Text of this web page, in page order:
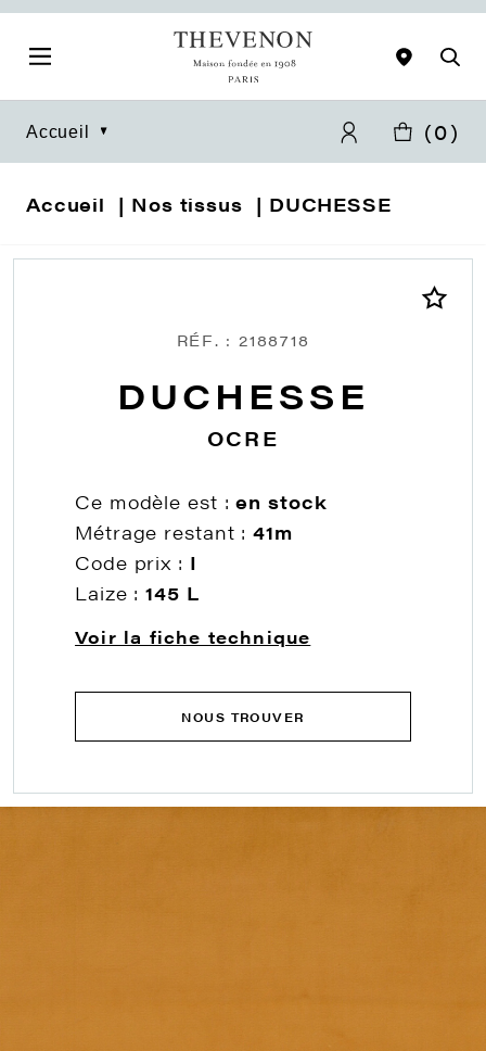
Accueil (0)
Accueil Nos tissus DUCHESSE
RÉF. : 2188718
DUCHESSE
OCRE
Ce modèle est :en stock
Métrage restant :41m
Code prix : I
Laize :145 L
Voir la fiche technique
NOUS TROUVER